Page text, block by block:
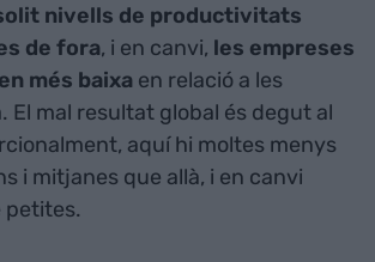
nivells de productivitats
de fora, i en canvi, les empreses
més baixa en relació a les
El mal resultat global és degut al
aquí hi moltes menys
i mitjanes que allà, i en canvi
petites.